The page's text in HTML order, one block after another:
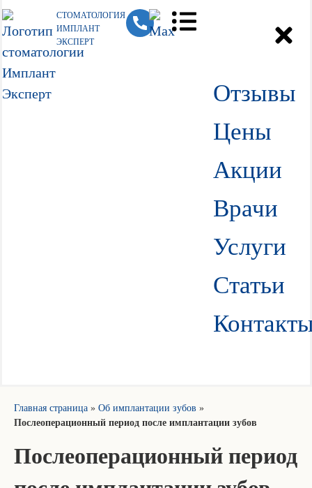
СТОМАТОЛОГИЯ
ИМПЛАНТ
ЭКСПЕРТ
Отзывы
Цены
Акции
Врачи
Услуги
Статьи
Главная страница » Об имплантации зубов »
Послеоперационный период после имплантации зубов
Послеоперационный период